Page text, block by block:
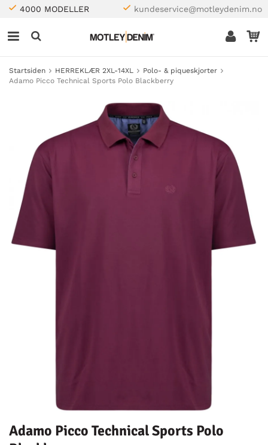
4000 MODELLER kundeservice@motleydenim.no
Startsiden HERREKLÆR 2XL-14XL
Polo- & piqueskjorter
Adamo Picco Technical Sports Polo Blackberry
Adamo Picco Technical Sports Polo